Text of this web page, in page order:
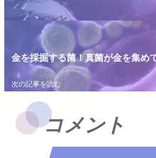
金を採掘する菌！真菌が金を集め
コメント